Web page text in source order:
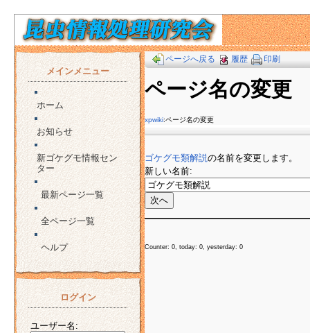
メインメニュー
ホーム
お知らせ
新ゴケグモ情報セン
ター
最新ページ一覧
全ページ一覧
ヘルプ
ログイン
ユーザー名:
ページへ戻る 履歴 印刷
ページ名の変更
xpwiki:ページ名の変更
ゴケグモ類解説の名前を変更します。
新しい名前:
Counter: 0, today: 0, yesterday: 0